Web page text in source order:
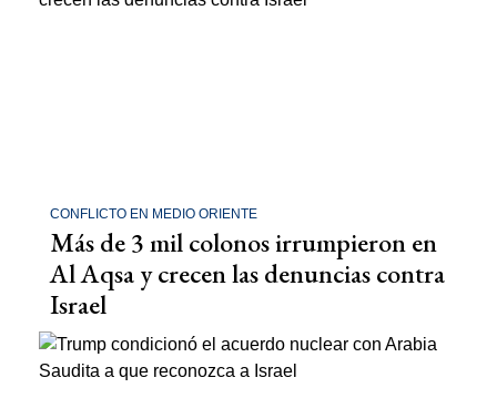
CONFLICTO EN MEDIO ORIENTE
Más de 3 mil colonos irrumpieron en
Al Aqsa y crecen las denuncias contra
Israel